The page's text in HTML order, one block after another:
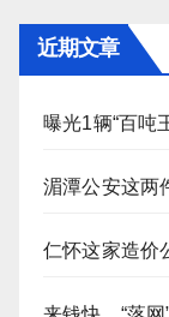
近期文章
曝光1辆“百吨
湄潭公安这两
仁怀这家造价